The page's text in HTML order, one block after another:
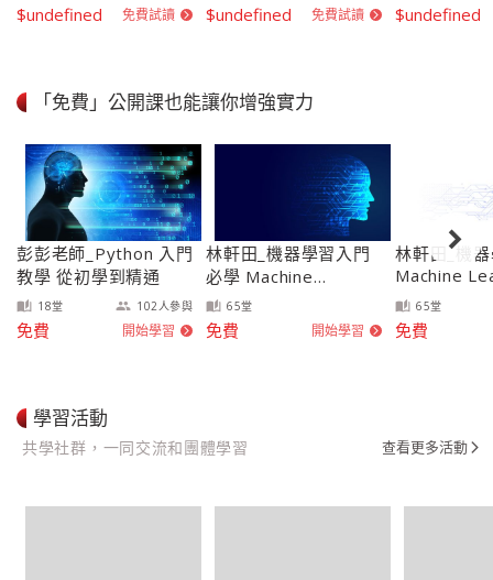
$undefined 免費試讀 arrow_forward_ios $undefined 免費試讀 arrow_forward_ios $undefined
「免費」公開課也能讓你增強實力
彭彭老師_Python 入門
教學 從初學到精通
auto_stories 18堂 group 102 人參與
免費 開始學習 arrow_forward_ios
林軒田_機器學習入門
必學 Machine
Learning Foundations
auto_stories 65堂
免費 開始學習 arrow_forward_ios
林軒田_機
Machine
Techniques
auto_stories 65堂
免費
學習活動
共學社群，一同交流和團體學習 查看更多活動 arrow_forward_ios